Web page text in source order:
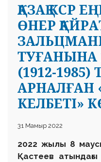
ҚАЗАҚ КСР
ӨНЕР
ТУҒАНЫНА
(1912-
АРНАЛҒАН
КЕЛБЕТІ»
31 Мамыр 2022
2022 жылы 8
Қастеев